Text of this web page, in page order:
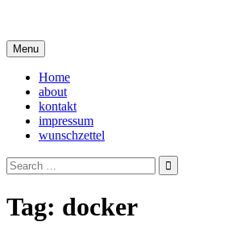
content
Menu
Home
about
kontakt
impressum
wunschzettel
Search
for:
Tag: docker